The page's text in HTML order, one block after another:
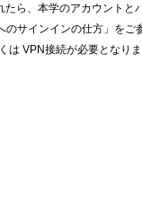
本学のアカウントとパ
インインの仕方」をご参
は VPN接続が必要となりま